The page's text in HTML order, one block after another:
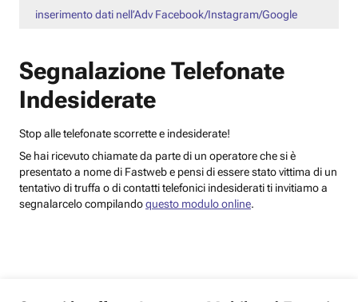
inserimento dati nell’Adv Facebook/Instagram/Google
Segnalazione Telefonate
Indesiderate
Stop alle telefonate scorrette e indesiderate!
Se hai ricevuto chiamate da parte di un operatore che si è
presentato a nome di Fastweb e pensi di essere stato vittima di un
tentativo di truffa o di contatti telefonici indesiderati ti invitiamo a
segnalarcelo compilandoquesto modulo online.